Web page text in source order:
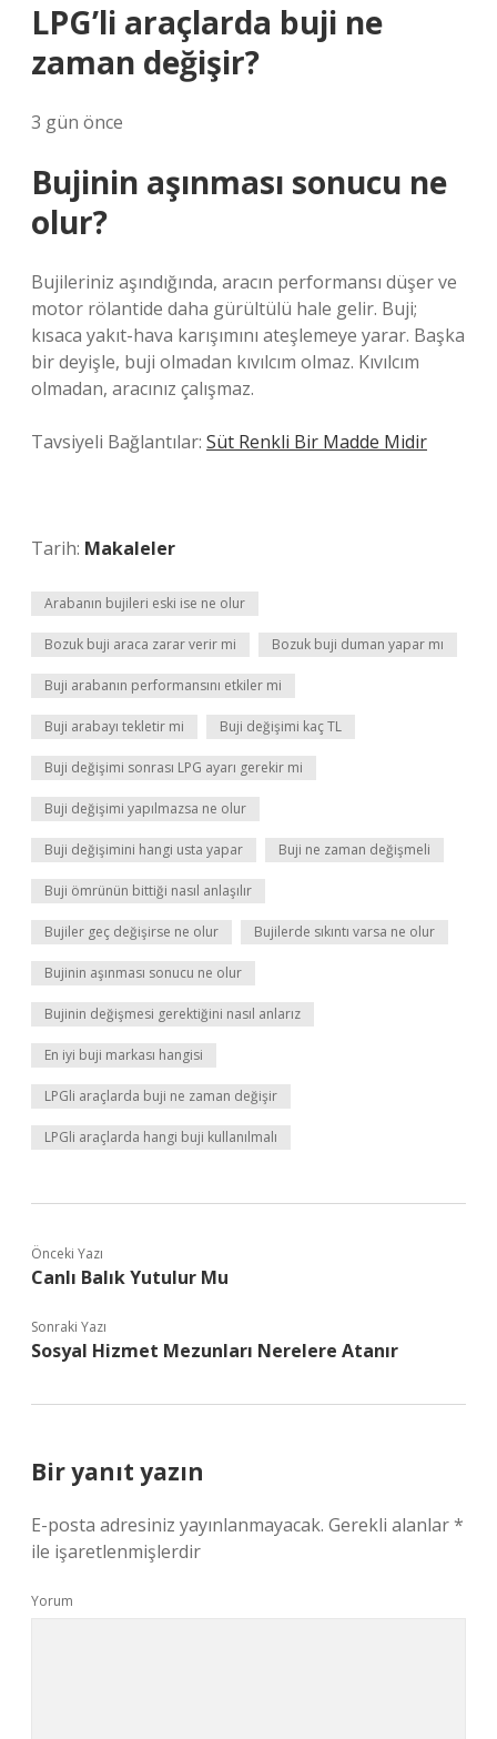
LPG’li araçlarda buji ne
zaman değişir?
3 gün önce
Bujinin aşınması sonucu ne
olur?
Bujileriniz aşındığında, aracın performansı düşer ve
motor rölantide daha gürültülü hale gelir. Buji;
kısaca yakıt-hava karışımını ateşlemeye yarar. Başka
bir deyişle, buji olmadan kıvılcım olmaz. Kıvılcım
olmadan, aracınız çalışmaz.
Tavsiyeli Bağlantılar: Süt Renkli Bir Madde Midir
Tarih: Makaleler
Arabanın bujileri eski ise ne olur
Bozuk buji araca zarar verir mi Bozuk buji duman yapar mı
Buji arabanın performansını etkiler mi
Buji arabayı tekletir mi Buji değişimi kaç TL
Buji değişimi sonrası LPG ayarı gerekir mi
Buji değişimi yapılmazsa ne olur
Buji değişimini hangi usta yapar Buji ne zaman değişmeli
Buji ömrünün bittiği nasıl anlaşılır
Bujiler geç değişirse ne olur Bujilerde sıkıntı varsa ne olur
Bujinin aşınması sonucu ne olur
Bujinin değişmesi gerektiğini nasıl anlarız
En iyi buji markası hangisi
LPGli araçlarda buji ne zaman değişir
LPGli araçlarda hangi buji kullanılmalı
Önceki Yazı
Canlı Balık Yutulur Mu
Sonraki Yazı
Sosyal Hizmet Mezunları Nerelere Atanır
Bir yanıt yazın
E-posta adresiniz yayınlanmayacak. Gerekli alanlar*
ile işaretlenmişlerdir
Yorum